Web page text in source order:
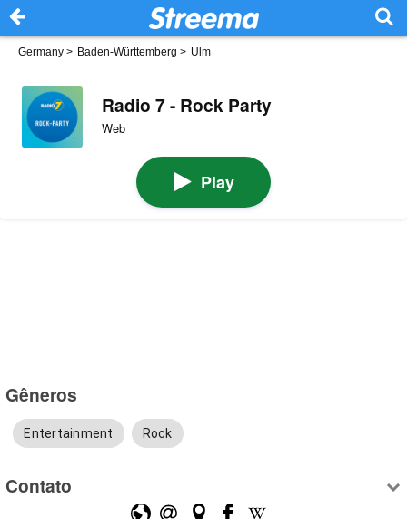
Germany > Baden-Württemberg > Ulm
Radio 7 - Rock Party
Web
Play
Gêneros
Entertainment Rock
Contato